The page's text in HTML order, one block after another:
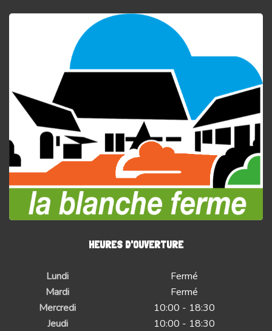
HEURES D'OUVERTURE
Lundi
Fermé
Mardi
Fermé
Mercredi
10:00 - 18:30
Jeudi
10:00 - 18:30